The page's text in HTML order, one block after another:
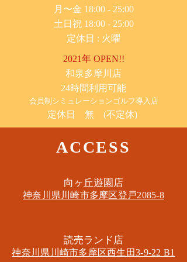
月〜金 18:00 - 25:00
土日祝 18:00 - 25:00
​定休日 : 火曜
2021年 OPEN!!
​和泉多摩川店
24時間利用可能
​会員制シミュレーションゴルフ導入店
定休日 無 (不定休)
ACCESS
​向ヶ丘遊園店
神奈川県川崎市多摩区​登戸2085-8
​読売ランド店
神奈川県川崎市多摩区​西生田3-9-22 B1